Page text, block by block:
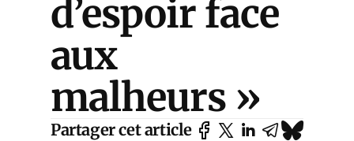
d’espoir face
aux
malheurs »
Partager cet article